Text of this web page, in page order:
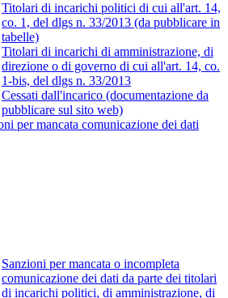
Titolari di incarichi politici di cui all'art. 14,
co. 1, del dlgs n. 33/2013 (da pubblicare in
tabelle)
Titolari di incarichi di amministrazione, di
direzione o di governo di cui all'art. 14, co.
1-bis, del dlgs n. 33/2013
Cessati dall'incarico (documentazione da
pubblicare sul sito web)
per mancata comunicazione dei dati
Sanzioni per mancata o incompleta
comunicazione dei dati da parte dei titolari
di incarichi politici, di amministrazione, di